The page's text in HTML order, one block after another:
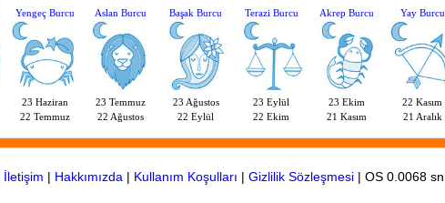
Yengeç Burcu
23 Haziran
22 Temmuz
Aslan Burcu
23 Temmuz
22 Ağustos
Başak Burcu
23 Ağustos
22 Eylül
Terazi Burcu
23 Eylül
22 Ekim
Akrep Burcu
23 Ekim
21 Kasım
Yay Burcu
22 Kasım
21 Aralık
İletişim | Hakkımızda | Kullanım Koşulları | Gizlilik Sözleşmesi | OS 0.0068 sn